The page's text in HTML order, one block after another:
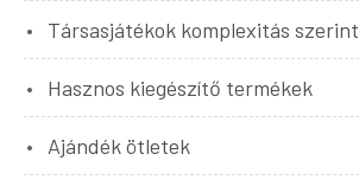
Társasjátékok komplexitás szerint
Hasznos kiegészítő termékek
Ajándék ötletek